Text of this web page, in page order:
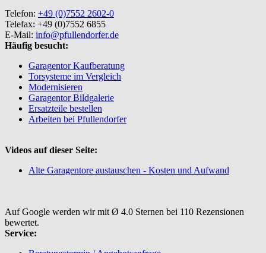
Telefon: +49 (0)7552 2602-0
Telefax: +49 (0)7552 6855
E-Mail: info@pfullendorfer.de
Häufig besucht:
Garagentor Kaufberatung
Torsysteme im Vergleich
Modernisieren
Garagentor Bildgalerie
Ersatzteile bestellen
Arbeiten bei Pfullendorfer
Videos auf dieser Seite:
Alte Garagentore austauschen - Kosten und Aufwand
Auf Google werden wir mit Ø 4.0 Sternen bei 110 Rezensionen
bewertet.
Service: